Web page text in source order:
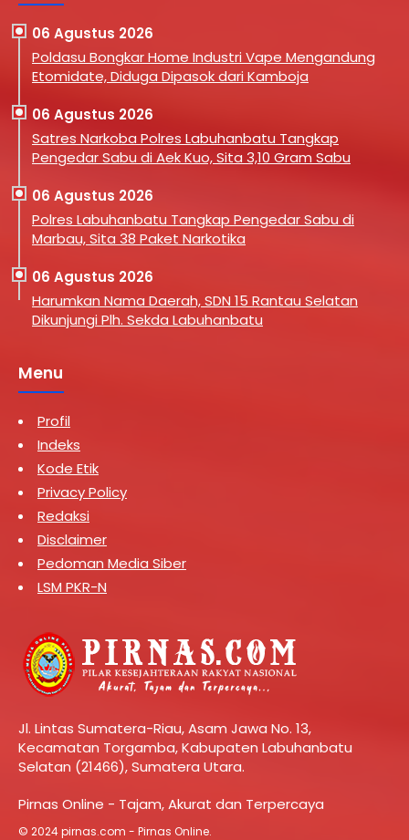
06 Agustus 2026
Poldasu Bongkar Home Industri Vape Mengandung
Etomidate, Diduga Dipasok dari Kamboja
06 Agustus 2026
Satres Narkoba Polres Labuhanbatu Tangkap
Pengedar Sabu di Aek Kuo, Sita 3,10 Gram Sabu
06 Agustus 2026
Polres Labuhanbatu Tangkap Pengedar Sabu di
Marbau, Sita 38 Paket Narkotika
06 Agustus 2026
Harumkan Nama Daerah, SDN 15 Rantau Selatan
Dikunjungi Plh. Sekda Labuhanbatu
Menu
Profil
Indeks
Kode Etik
Privacy Policy
Redaksi
Disclaimer
Pedoman Media Siber
LSM PKR-N
Jl. Lintas Sumatera-Riau, Asam Jawa No. 13,
Kecamatan Torgamba, Kabupaten Labuhanbatu
Selatan (21466), Sumatera Utara.
Pirnas Online - Tajam, Akurat dan Terpercaya
© 2024 pirnas.com - Pirnas Online.